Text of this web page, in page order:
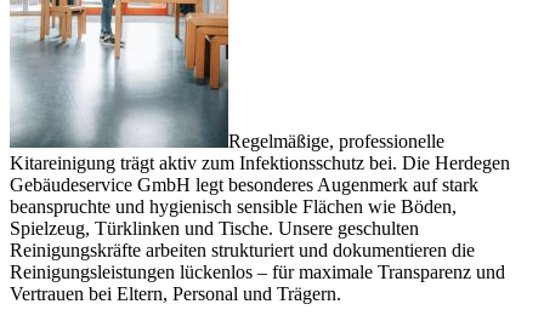
Regelmäßige, professionelle
Kitareinigung trägt aktiv zum Infektionsschutz bei. Die Herdegen
Gebäudeservice GmbH legt besonderes Augenmerk auf stark
beanspruchte und hygienisch sensible Flächen wie Böden,
Spielzeug, Türklinken und Tische. Unsere geschulten
Reinigungskräfte arbeiten strukturiert und dokumentieren die
Reinigungsleistungen lückenlos – für maximale Transparenz und
Vertrauen bei Eltern, Personal und Trägern.